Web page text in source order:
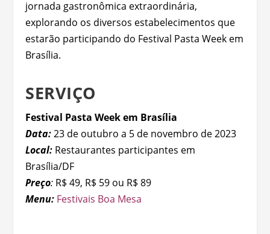
jornada gastronômica extraordinária,
explorando os diversos estabelecimentos que
estarão participando do Festival Pasta Week em
Brasília.
SERVIÇO
Festival Pasta Week em Brasília
Data: 23 de outubro a 5 de novembro de 2023
Local: Restaurantes participantes em
Brasília/DF
Preço: R$ 49, R$ 59 ou R$ 89
Menu: Festivais Boa Mesa